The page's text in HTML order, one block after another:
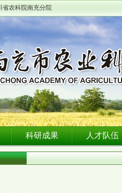
农科院南充分院
科研成果 人才队伍